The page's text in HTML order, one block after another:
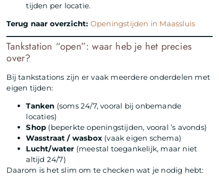
tijden per locatie.
Terug naar overzicht: Openingstijden in Maassluis
Tankstation “open”: waar heb je het precies
over?
Bij tankstations zijn er vaak meerdere onderdelen met
eigen tijden:
Tanken (soms 24/7, vooral bij onbemande
locaties)
Shop (beperkte openingstijden, vooral ’s avonds)
Wasstraat / wasbox (vaak eigen schema)
Lucht/water(meestal toegankelijk, maar niet
altijd 24/7)
Daarom is het slim om te checken wat je nodig hebt: